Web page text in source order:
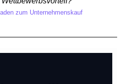
zum Unternehmenskauf